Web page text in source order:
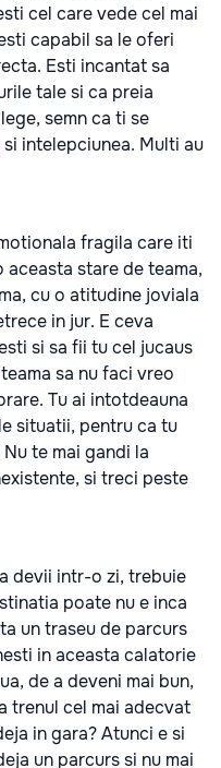
cel care vede cel mai
capabil sa le oferi
Esti incantat sa
tale si ca preia
semn ca ti se
intelepciunea. Multi au
fragila care iti
stare de teama,
cu o atitudine joviala
in jur. E ceva
si sa fii tu cel jucaus
sa nu faci vreo
Tu ai intotdeauna
situatii, pentru ca tu
te mai gandi la
si treci peste
devii intr-o zi, trebuie
poate nu e inca
un traseu de parcurs
in aceasta calatorie
de a deveni mai bun,
trenul cel mai adecvat
in gara? Atunci e si
un parcurs si nu mai